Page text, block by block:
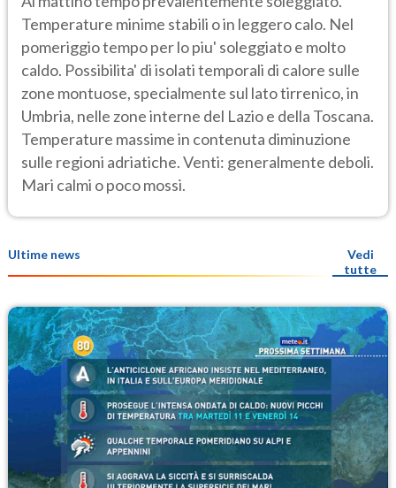
Temperature minime stabili o in leggero calo. Nel
pomeriggio tempo per lo piu' soleggiato e molto
caldo. Possibilita' di isolati temporali di calore sulle
zone montuose, specialmente sul lato tirrenico, in
Umbria, nelle zone interne del Lazio e della Toscana.
Temperature massime in contenuta diminuzione
sulle regioni adriatiche. Venti: generalmente deboli.
Mari calmi o poco mossi.
Ultime news
Vedi
tutte